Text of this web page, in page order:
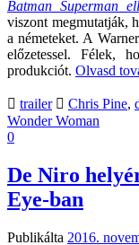
Batman Superman
viszont megmutatják,
a németeket. A
előzetessel. Félek,
produkciót. Olvasd
trailer Chris Pine,
Wonder Woman
0
De Niro
Eye-ban
Publikálta 2016.